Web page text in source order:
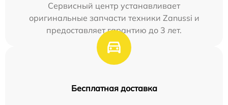
Сервисный центр устанавливает
оригинальные запчасти техники Zanussi и
предоставляет гарантию до 3 лет.
Бесплатная доставка